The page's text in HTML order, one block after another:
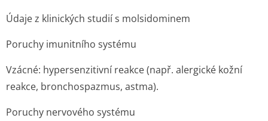
Údaje z klinických studií s molsidominem
Poruchy imunitního systému
Vzácné: hypersenzitivní reakce (např. alergické kožní
reakce, bronchospazmus, astma).
Poruchy nervového systému